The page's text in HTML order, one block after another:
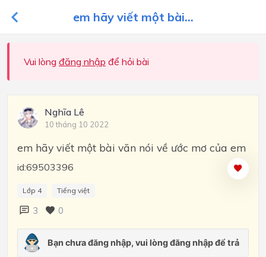
em hãy viết một bài...
Vui lòng đăng nhập để hỏi bài
Nghĩa Lê
10 tháng 10 2022
em hãy viết một bài văn nói về ước mơ của em
id:69503396
Lớp 4 Tiếng việt
3 0